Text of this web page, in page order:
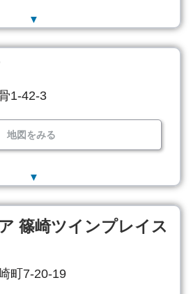
▼
1-42-3
地図をみる
▼
篠崎ツインプレイス
町7-20-19